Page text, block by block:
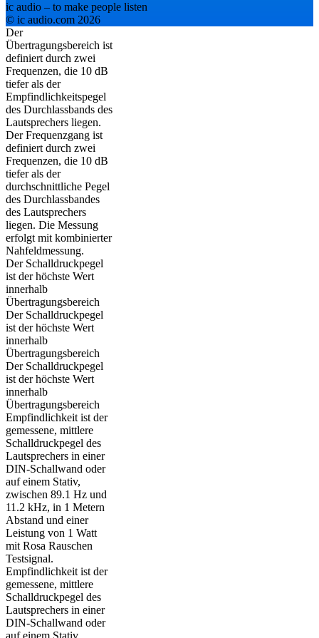
ic audio – to make people listen
© ic audio.com 2026
Der
Übertragungsbereich ist
definiert durch zwei
Frequenzen, die 10 dB
tiefer als der
Empfindlichkeitspegel
des Durchlassbands des
Lautsprechers liegen.
Der Frequenzgang ist
definiert durch zwei
Frequenzen, die 10 dB
tiefer als der
durchschnittliche Pegel
des Durchlassbandes
des Lautsprechers
liegen. Die Messung
erfolgt mit kombinierter
Nahfeldmessung.
Der Schalldruckpegel
ist der höchste Wert
innerhalb
Übertragungsbereich
Der Schalldruckpegel
ist der höchste Wert
innerhalb
Übertragungsbereich
Der Schalldruckpegel
ist der höchste Wert
innerhalb
Übertragungsbereich
Empfindlichkeit ist der
gemessene, mittlere
Schalldruckpegel des
Lautsprechers in einer
DIN-Schallwand oder
auf einem Stativ,
zwischen 89.1 Hz und
11.2 kHz, in 1 Metern
Abstand und einer
Leistung von 1 Watt
mit Rosa Rauschen
Testsignal.
Empfindlichkeit ist der
gemessene, mittlere
Schalldruckpegel des
Lautsprechers in einer
DIN-Schallwand oder
auf einem Stativ,